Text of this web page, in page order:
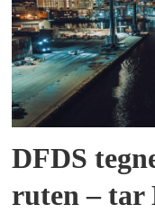
DFDS
ruten – tar